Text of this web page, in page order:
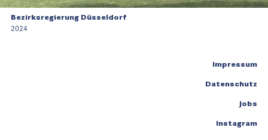
Bezirksregierung Düsseldorf
2024
Impressum
Datenschutz
Jobs
Instagram